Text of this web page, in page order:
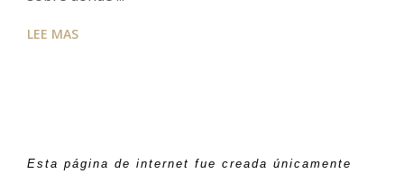
LEE MAS
Esta página de internet fue creada únicamente